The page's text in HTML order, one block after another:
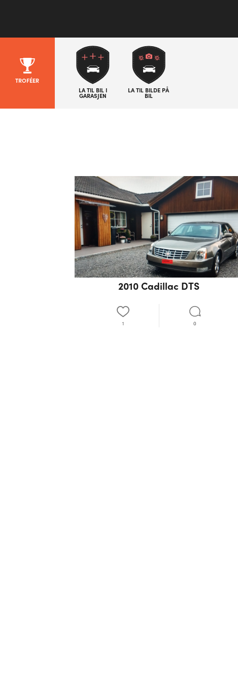
TROFÉER
LA TIL BIL I
GARASJEN
LA TIL BILDE PÅ
BIL
2010 Cadillac DTS
1 0